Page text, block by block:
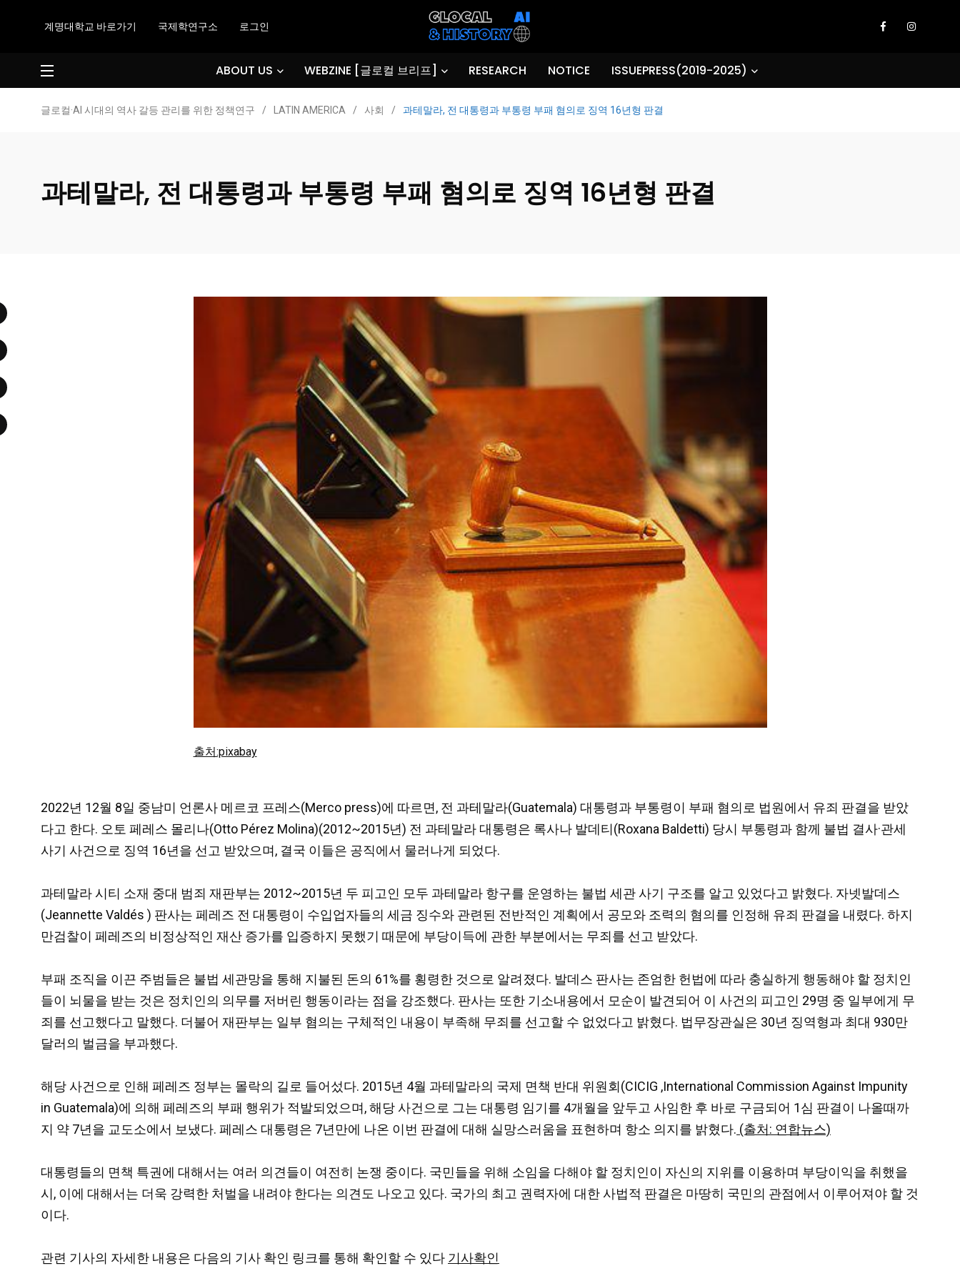
계명대학교 바로가기 국제학연구소 로그인
ABOUT US WEBZINE [글로컬 브리프] RESEARCH NOTICE ISSUEPRESS(2019-2025)
글로컬·AI 시대의 역사 갈등 관리를 위한 정책연구 / LATIN AMERICA / 사회 / 과테말라, 전 대통령과 부통령 부패 혐의로 징역 16년형 판결
과테말라, 전 대통령과 부통령 부패 혐의로 징역 16년형 판결
출처:pixabay
2022년 12월 8일 중남미 언론사 메르코 프레스(Merco press)에 따르면, 전 과테말라(Guatemala) 대통령과 부통령이 부패 혐의로 법원에서 유죄 판결을 받았
다고 한다. 오토 페레스 몰리나(Otto Pérez Molina)(2012~2015년) 전 과테말라 대통령은 록사나 발데티(Roxana Baldetti) 당시 부통령과 함께 불법 결사·관세
사기 사건으로 징역 16년을 선고 받았으며, 결국 이들은 공직에서 물러나게 되었다.
과테말라 시티 소재 중대 범죄 재판부는 2012~2015년 두 피고인 모두 과테말라 항구를 운영하는 불법 세관 사기 구조를 알고 있었다고 밝혔다. 자넷발데스
(Jeannette Valdés ) 판사는 페레즈 전 대통령이 수입업자들의 세금 징수와 관련된 전반적인 계획에서 공모와 조력의 혐의를 인정해 유죄 판결을 내렸다. 하지
만검찰이 페레즈의 비정상적인 재산 증가를 입증하지 못했기 때문에 부당이득에 관한 부분에서는 무죄를 선고 받았다.
부패 조직을 이끈 주범들은 불법 세관망을 통해 지불된 돈의 61%를 횡령한 것으로 알려졌다. 발데스 판사는 존엄한 헌법에 따라 충실하게 행동해야 할 정치인
들이 뇌물을 받는 것은 정치인의 의무를 저버린 행동이라는 점을 강조했다. 판사는 또한 기소내용에서 모순이 발견되어 이 사건의 피고인 29명 중 일부에게 무
죄를 선고했다고 말했다. 더불어 재판부는 일부 혐의는 구체적인 내용이 부족해 무죄를 선고할 수 없었다고 밝혔다. 법무장관실은 30년 징역형과 최대 930만
달러의 벌금을 부과했다.
해당 사건으로 인해 페레즈 정부는 몰락의 길로 들어섰다. 2015년 4월 과테말라의 국제 면책 반대 위원회(CICIG ,International Commission Against Impunity
in Guatemala)에 의해 페레즈의 부패 행위가 적발되었으며,해당 사건으로 그는 대통령 임기를 4개월을 앞두고 사임한 후 바로 구금되어 1심 판결이 나올때까
지 약 7년을 교도소에서 보냈다. 페레스 대통령은 7년만에 나온 이번 판결에 대해 실망스러움을 표현하며 항소 의지를 밝혔다. (출처: 연합뉴스)
대통령들의 면책 특권에 대해서는 여러 의견들이 여전히 논쟁 중이다. 국민들을 위해 소임을 다해야 할 정치인이 자신의 지위를 이용하며 부당이익을 취했을
시, 이에 대해서는 더욱 강력한 처벌을 내려야 한다는 의견도 나오고 있다. 국가의 최고 권력자에 대한 사법적 판결은 마땅히 국민의 관점에서 이루어져야 할 것
이다.
관련 기사의 자세한 내용은 다음의 기사 확인 링크를 통해 확인할 수 있다 기사확인